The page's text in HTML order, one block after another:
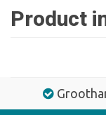
Product